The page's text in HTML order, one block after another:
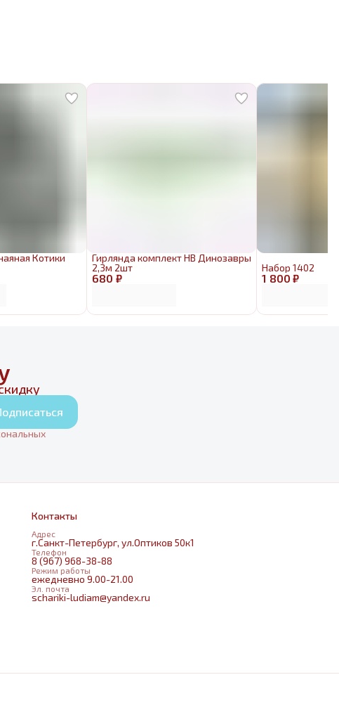
Котики
680 ₽
Гирлянда комплект HB Динозавры
2,3м 2шт
1 800 ₽
Набор 1402
Контакты
Адрес
г.Санкт-Петербург, ул.Оптиков 50к1
Телефон
8 (967) 968-38-88
Режим работы
ежедневно 9.00-21.00
Эл. почта
schariki-ludiam@yandex.ru